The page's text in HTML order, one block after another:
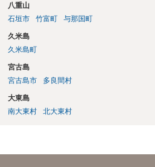
八重山
石垣市
竹富町 与那国町
久米島
久米島町
宮古島
宮古島市
多良間村
大東島
南大東村
北大東村